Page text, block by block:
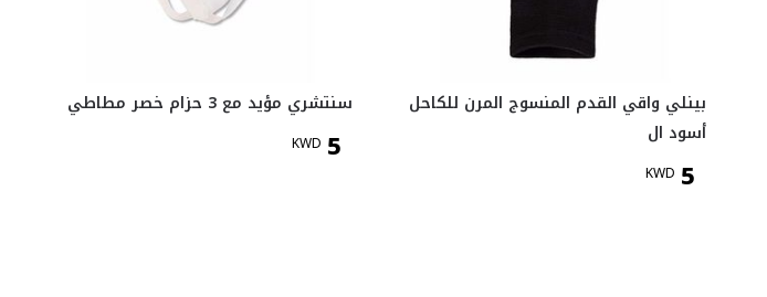
بينلي واقي القدم المنسوج المرن للكاحل
أسود ال
KWD 5
سنتشري مؤيد مع 3 حزام خصر مطاطي
KWD 5